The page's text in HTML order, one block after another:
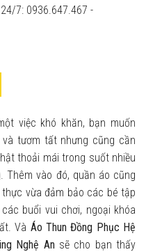
7: 0936.647.467 -
việc khó khăn, bạn muốn
tươm tất nhưng cũng cần
thoải mái trong suốt nhiều
Thêm vào đó, quần áo cũng
vừa đảm bảo các bé tập
buổi vui chơi, ngoại khóa
Và Áo Thun Đồng Phục Hệ
Nghệ An sẽ cho bạn thấy